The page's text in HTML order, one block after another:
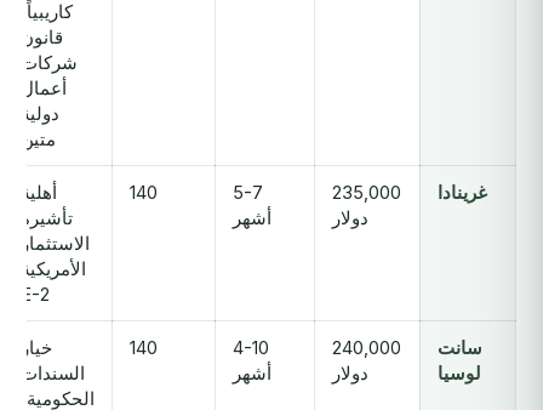
كاريبياً؛
قانون
شركات
أعمال
دولية
متين
غرينادا
235,000
دولار
5-7
أشهر
140
أهلية
تأشيرة
الاستثمار
الأمريكية
E-2
سانت
لوسيا
240,000
دولار
4-10
أشهر
140
خيار
السندات
الحكومية؛